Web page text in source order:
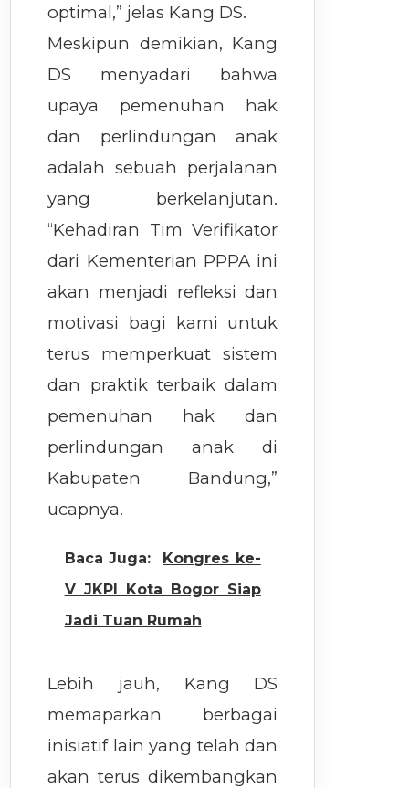
optimal,” jelas Kang DS.
Meskipun demikian, Kang
DS menyadari bahwa
upaya pemenuhan hak
dan perlindungan anak
adalah sebuah perjalanan
yang berkelanjutan.
“Kehadiran Tim Verifikator
dari Kementerian PPPA ini
akan menjadi refleksi dan
motivasi bagi kami untuk
terus memperkuat sistem
dan praktik terbaik dalam
pemenuhan hak dan
perlindungan anak di
Kabupaten Bandung,”
ucapnya.
Baca Juga:
Kongres ke-
V JKPI Kota Bogor Siap
Jadi Tuan Rumah
Lebih jauh, Kang DS
memaparkan berbagai
inisiatif lain yang telah dan
akan terus dikembangkan